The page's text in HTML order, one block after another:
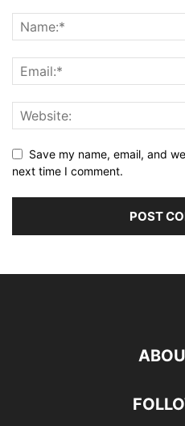
Save my name, email, and
next time I comment.